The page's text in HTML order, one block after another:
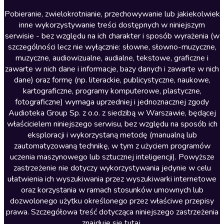
Literatura anglojęzyczna
Literatura faktu
Literatura obyczajowa
Literatura piękna obca
Literatura piękna polska
Nagrania relaksacyjne
Nauka języków
Nauki humanistyczne
Podcasty i audycje
Polityka
Prasa
Religia
Romans
Pobieranie, zwielokrotnianie, przechowywanie lub jakiekolwiek
inne wykorzystywanie treści dostępnych w niniejszym
serwisie - bez względu na ich charakter i sposób wyrażenia (w
szczególności lecz nie wyłącznie: słowne, słowno-muzyczne,
muzyczne, audiowizualne, audialne, tekstowe, graficzne i
zawarte w nich dane i informacje, bazy danych i zawarte w nich
dane) oraz formę (np. literackie, publicystyczne, naukowe,
kartograficzne, programy komputerowe, plastyczne,
fotograficzne) wymaga uprzedniej i jednoznacznej zgody
Audioteka Group Sp. z o.o. z siedzibą w Warszawie, będącej
właścicielem niniejszego serwisu, bez względu na sposób ich
eksploracji i wykorzystaną metodę (manualną lub
zautomatyzowaną technikę, w tym z użyciem programów
uczenia maszynowego lub sztucznej inteligencji). Powyższe
zastrzeżenie nie dotyczy wykorzystywania jedynie w celu
ułatwienia ich wyszukiwania przez wyszukiwarki internetowe
oraz korzystania w ramach stosunków umownych lub
dozwolonego użytku określonego przez właściwe przepisy
prawa. Szczegółowa treść dotycząca niniejszego zastrzeżenia